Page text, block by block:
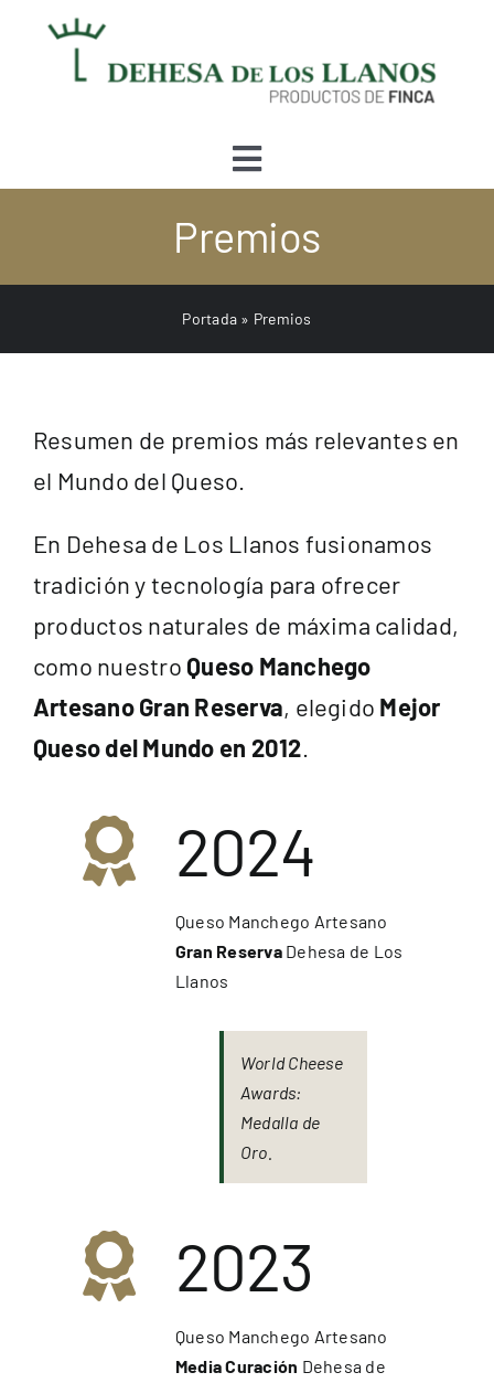
Toggle
Navigation
Tienda
Bodega
Hablan de nosotros
Blog
Español
Premios
Portada » Premios
Resumen de premios más relevantes en
el Mundo del Queso.
En Dehesa de Los Llanos fusionamos
tradición y tecnología para ofrecer
productos naturales de máxima calidad,
como nuestro Queso Manchego
Artesano Gran Reserva, elegido Mejor
Queso del Mundo en 2012
2024
Queso Manchego Artesano
Gran ReservaDehesa de Los
Llanos
World Cheese
Awards:
Medalla de
Oro.
2023
Queso Manchego Artesano
Media Curación Dehesa de